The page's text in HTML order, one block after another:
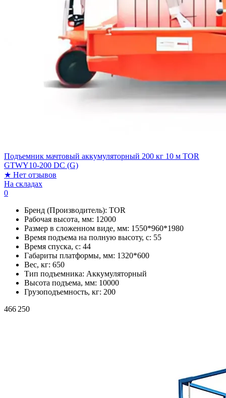
Подъемник мачтовый аккумуляторный 200 кг 10 м TOR
GTWY10-200 DC (G)
★ Нет отзывов
На складах
0
Бренд (Производитель): TOR
Рабочая высота, мм: 12000
Размер в сложенном виде, мм: 1550*960*1980
Время подъема на полную высоту, с: 55
Время спуска, с: 44
Габариты платформы, мм: 1320*600
Вес, кг: 650
Тип подъемника: Аккумуляторный
Высота подъема, мм: 10000
Грузоподъемность, кг: 200
466 250